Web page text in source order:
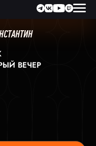
ВЕЧЕР